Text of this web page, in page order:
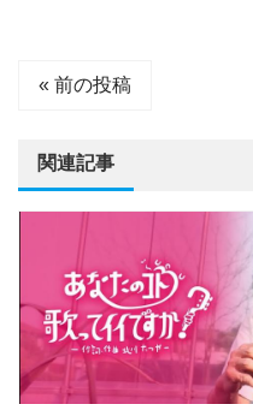
« 前の投稿
関連記事